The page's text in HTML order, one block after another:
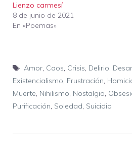
Lienzo carmesí
8 de junio de 2021
En «Poemas»
Etiquetas
Amor, Caos, Crisis, Delirio,
Existencialismo, Frustración,
Muerte, Nihilismo, Nostalgia,
Purificación, Soledad, Suicidio